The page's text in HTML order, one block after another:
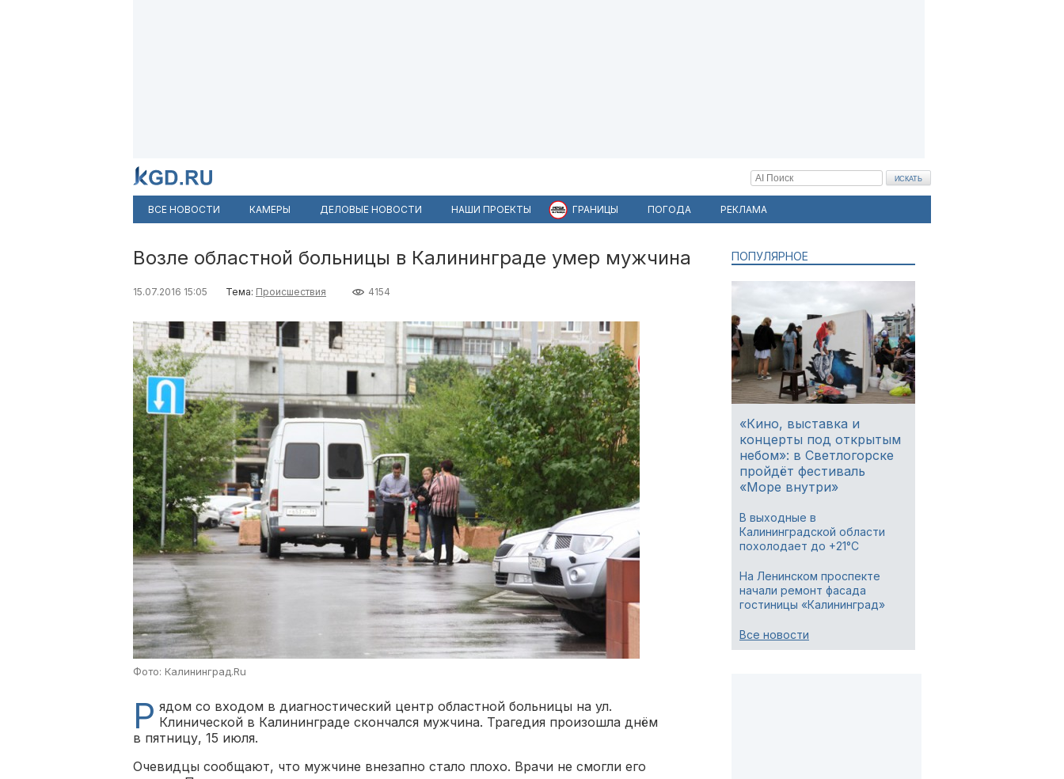
ВСЕ НОВОСТИ КАМЕРЫ ДЕЛОВЫЕ НОВОСТИ НАШИ ПРОЕКТЫ ГРАНИЦЫ ПОГОДА РЕКЛАМА
Возле областной больницы в Калининграде умер мужчина
15.07.2016 15:05 Тема: Происшествия 4154
Фото: Калининград.Ru
Р ядом со входом в диагностический центр областной больницы на ул.
Клинической в Калининграде скончался мужчина. Трагедия произошла днём
в пятницу, 15 июля.
Очевидцы сообщают, что мужчине внезапно стало плохо. Врачи не смогли его
ПОПУЛЯРНОЕ
«Кино, выставка и
концерты под открытым
небом»: в Светлогорске
пройдёт фестиваль
«Море внутри»
В выходные в
Калининградской области
похолодает до +21°C
На Ленинском проспекте
начали ремонт фасада
гостиницы «Калининград»
Все новости